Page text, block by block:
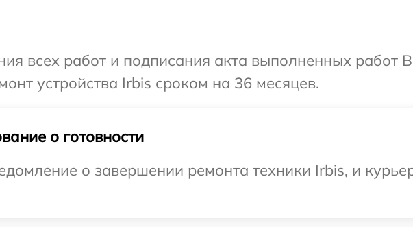
всех работ и подписания акта выполненных работ
устройства Irbis сроком на 36 месяцев.
о готовности
о завершении ремонта техники Irbis, и